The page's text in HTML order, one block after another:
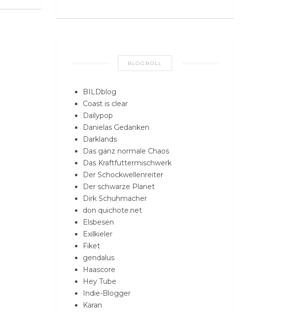
BLOGROLL
BILDblog
Coast is clear
Dailypop
Danielas Gedanken
Darklands
Das ganz normale Chaos
Das Kraftfuttermischwerk
Der Schockwellenreiter
Der schwarze Planet
Dirk Schuhmacher
don quichote.net
Elsbesen
Exilkieler
Fiket
gendalus
Haascore
Hey Tube
Indie-Blogger
Karan